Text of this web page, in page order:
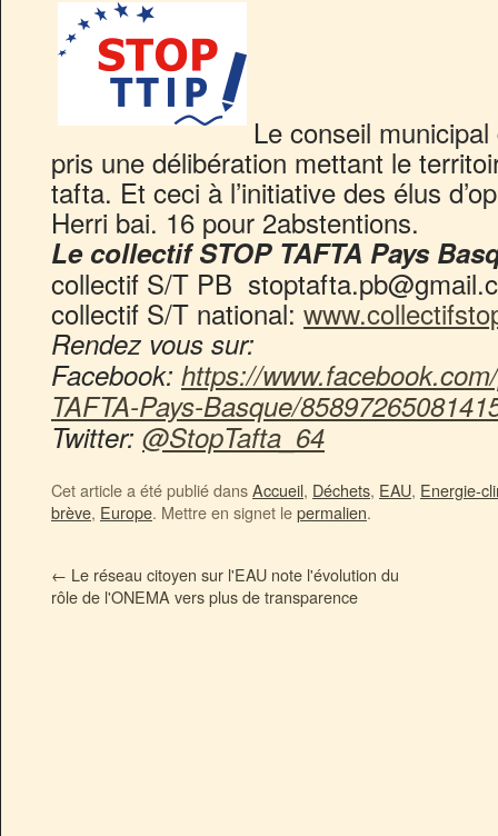
Le conseil
pris une délibération mettant le
tafta. Et ceci à l’initiative des élus
Herri bai. 16 pour 2abstentions.
Le collectif STOP TAFTA Pays
collectif S/T PB
collectif S/T national:
Rendez vous sur:
Facebook: https://
TAFTA-Pays-Basque/
Twitter: @StopTafta_64
Cet article a été publié dansAccueil, Déchets, EAU, Energie-
brève, Europe. Mettre en signet lepermalien.
← Le réseau citoyen sur l'EAU note l'évolution du
rôle de l'ONEMA vers plus de transparence